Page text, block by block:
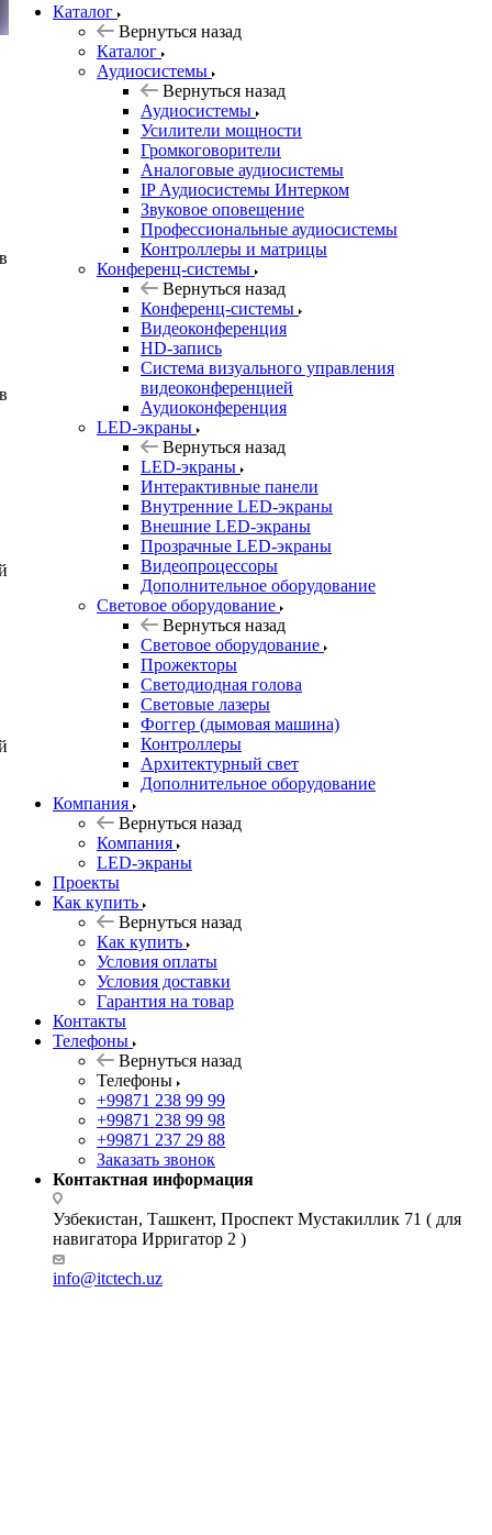
Каталог
Вернуться назад
Каталог
Аудиосистемы
Вернуться назад
Аудиосистемы
Усилители мощности
Громкоговорители
Аналоговые аудиосистемы
IP Аудиосистемы Интерком
Звуковое оповещение
Профессиональные аудиосистемы
Контроллеры и матрицы
Конференц-системы
Вернуться назад
Конференц-системы
Видеоконференция
HD-запись
Система визуального управления
видеоконференцией
Аудиоконференция
LED-экраны
Вернуться назад
LED-экраны
Интерактивные панели
Внутренние LED-экраны
Внешние LED-экраны
Прозрачные LED-экраны
Видеопроцессоры
Дополнительное оборудование
Световое оборудование
Вернуться назад
Световое оборудование
Прожекторы
Светодиодная голова
Световые лазеры
Фоггер (дымовая машина)
Контроллеры
Архитектурный свет
Дополнительное оборудование
Компания
Вернуться назад
Компания
LED-экраны
Проекты
Как купить
Вернуться назад
Как купить
Условия оплаты
Условия доставки
Гарантия на товар
Контакты
Телефоны
Вернуться назад
Телефоны
+99871 238 99 99
+99871 238 99 98
+99871 237 29 88
Заказать звонок
Контактная информация
Узбекистан, Ташкент, Проспект Мустакиллик 71 ( для
навигатора Ирригатор 2 )
info@itctech.uz